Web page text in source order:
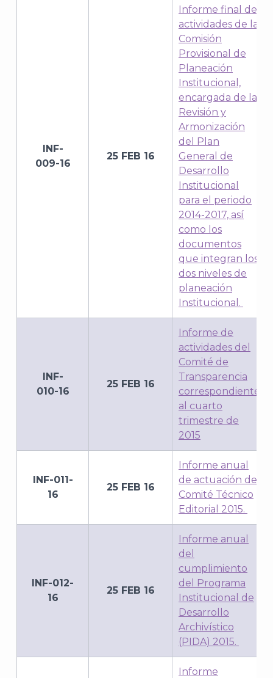
INF-
009-16
25 FEB 16
Informe final de
actividades de la
Comisión
Provisional de
Planeación
Institucional,
encargada de la
Revisión y
Armonización
del Plan
General de
Desarrollo
Institucional
para el periodo
2014-2017, así
como los
documentos
que integran los
dos niveles de
planeación
Institucional.
INF-
010-16
25 FEB 16
Informe de
actividades del
Comité de
Transparencia
correspondiente
al cuarto
trimestre de
2015
INF-011-
16
25 FEB 16
Informe anual
de actuación del
Comité Técnico
Editorial 2015.
INF-012-
16
25 FEB 16
Informe anual
del
cumplimiento
del Programa
Institucional de
Desarrollo
Archivístico
(PIDA) 2015.
Informe